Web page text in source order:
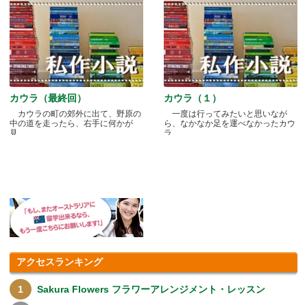
カウラ（最終回）
カウラの町の郊外に出て、野原の
中の道を走ったら、右手に何かが
見.....
カウラ（１）
一度は行ってみたいと思いなが
ら、なかなか足を運べなかったカウ
ラ.....
アクセスランキング
Sakura Flowers フラワーアレンジメント・レッスン